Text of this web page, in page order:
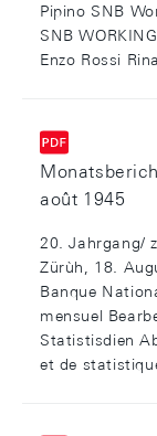
Pipino SNB
SNB
Enzo Rossi
août 1945
20. Jahrgang/
Zürùh, 18.
Banque
mensuel
Statistisdien
et de